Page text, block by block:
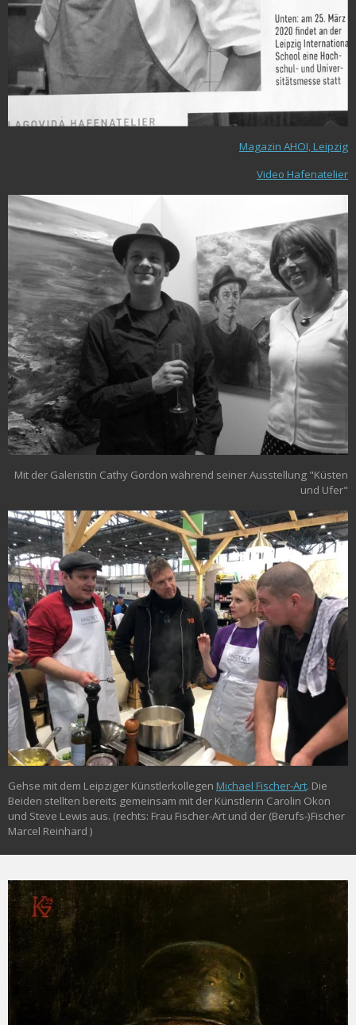
Magazin AHOI, Leipzig
Video Hafenatelier
Mit der Galeristin Cathy Gordon während seiner Ausstellung "Küsten
und Ufer"
Gehse mit dem Leipziger Künstlerkollegen Michael Fischer-Art. Die
Beiden stellten bereits gemeinsam mit der Künstlerin Carolin Okon
und Steve Lewis aus. (rechts: Frau Fischer-Art und der (Berufs-)Fischer
Marcel Reinhard )